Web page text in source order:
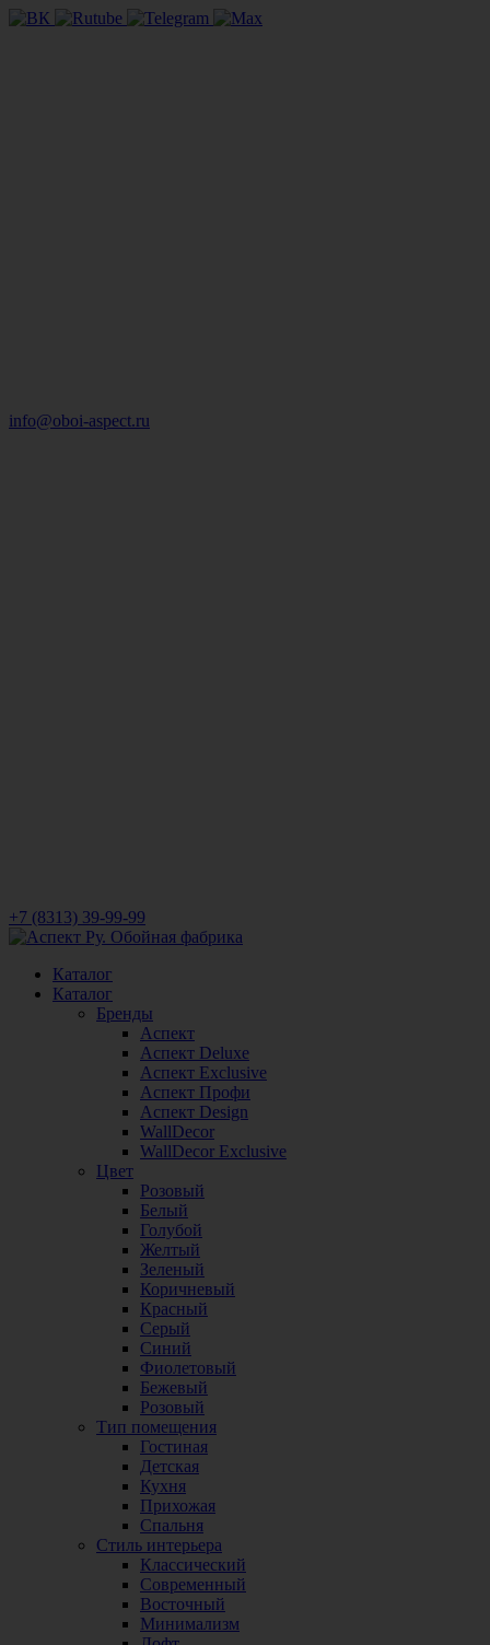
info@oboi-aspect.ru
+7 (8313) 39-99-99
Каталог
Каталог
Бренды
Аспект
Аспект Deluxe
Аспект Exclusive
Аспект Профи
Аспект Design
WallDecor
WallDecor Exclusive
Цвет
Розовый
Белый
Голубой
Желтый
Зеленый
Коричневый
Красный
Серый
Синий
Фиолетовый
Бежевый
Розовый
Тип помещения
Гостиная
Детская
Кухня
Прихожая
Спальня
Стиль интерьера
Классический
Современный
Восточный
Минимализм